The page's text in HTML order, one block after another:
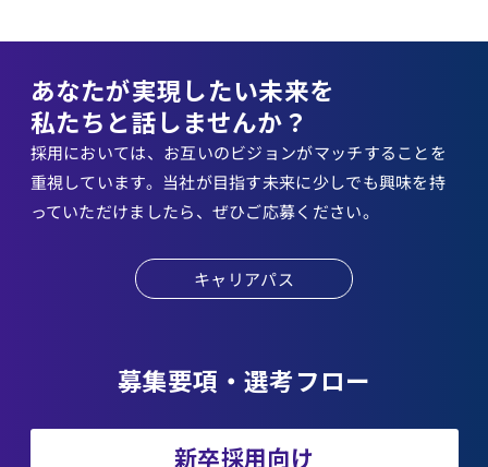
あなたが実現したい未来を
私たちと話しませんか？
採用においては、お互いのビジョンがマッチすることを
重視しています。当社が目指す未来に少しでも興味を持
っていただけましたら、ぜひご応募ください。
キャリアパス
募集要項・選考フロー
新卒採用向け